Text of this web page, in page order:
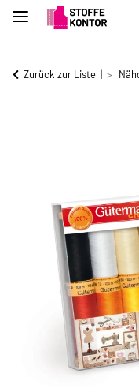
Zurück zur Liste